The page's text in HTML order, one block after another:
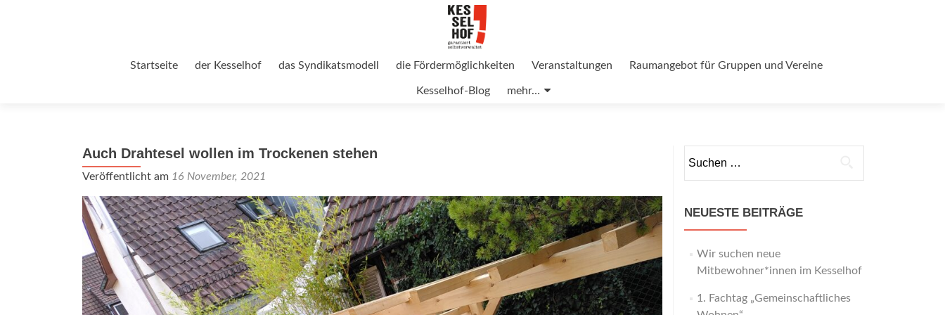
Startseite der Kesselhof das Syndikatsmodell die Fördermöglichkeiten Veranstaltungen Raumangebot für Gruppen und Vereine
Kesselhof-Blog mehr…
Auch Drahtesel wollen im Trockenen stehen
Veröffentlicht am 16 November, 2021
nach:
NEUESTE BEITRÄGE
Wir suchen neue
Mitbewohner*innen im Kesselhof
1. Fachtag „Gemeinschaftliches